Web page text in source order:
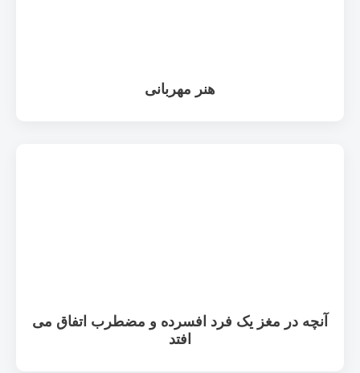
هنر مهربانی
آنچه در مغز یک فرد افسرده و مضطرب اتفاق می
افتد